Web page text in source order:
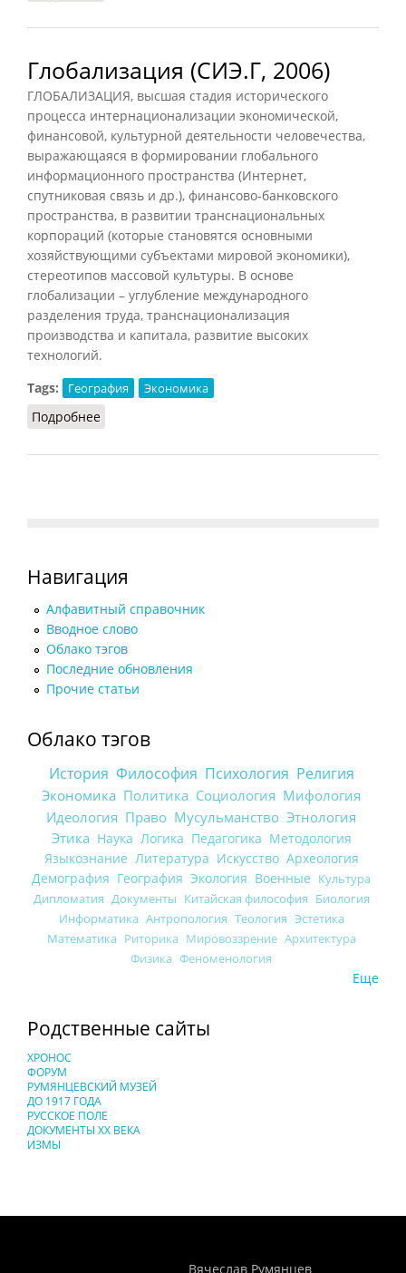
Глобализация (СИЭ.Г, 2006)
ГЛОБАЛИЗАЦИЯ, высшая стадия исторического
процесса интернационализации экономической,
финансовой, культурной деятельности человечества,
выражающаяся в формировании глобального
информационного пространства (Интернет,
спутниковая связь и др.), финансово-банковского
пространства, в развитии транснациональных
корпораций (которые становятся основными
хозяйствующими субъектами мировой экономики),
стереотипов массовой культуры. В основе
глобализации – углубление международного
разделения труда, транснационализация
производства и капитала, развитие высоких
технологий.
Tags:
География Экономика
Подробнее
Навигация
Алфавитный справочник
Вводное слово
Облако тэгов
Последние обновления
Прочие статьи
Облако тэгов
История Философия Психология Религия
Экономика Политика Социология Мифология
Идеология Право Мусульманство Этнология
Этика Наука Логика Педагогика Методология
Языкознание Литература Искусство Археология
Демография География Экология Военные Культура
Дипломатия Документы Китайская философия Биология
Информатика Антропология Теология Эстетика
Математика Риторика Мировоззрение Архитектура
Физика Феноменология
Еще
Родственные сайты
ХРОНОС
ФОРУМ
РУМЯНЦЕВСКИЙ МУЗЕЙ
ДО 1917 ГОДА
РУССКОЕ ПОЛЕ
ДОКУМЕНТЫ XX ВЕКА
ИЗМЫ
Вячеслав Румянцев